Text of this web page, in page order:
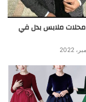
أفضل 3 محلات ملابس بدل في